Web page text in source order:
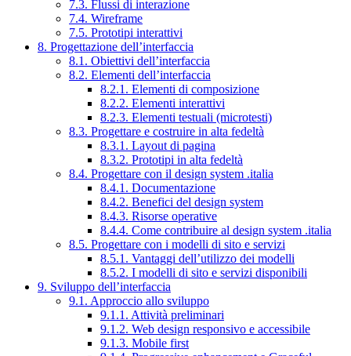
7.3. Flussi di interazione
7.4. Wireframe
7.5. Prototipi interattivi
8. Progettazione dell’interfaccia
8.1. Obiettivi dell’interfaccia
8.2. Elementi dell’interfaccia
8.2.1. Elementi di composizione
8.2.2. Elementi interattivi
8.2.3. Elementi testuali (microtesti)
8.3. Progettare e costruire in alta fedeltà
8.3.1. Layout di pagina
8.3.2. Prototipi in alta fedeltà
8.4. Progettare con il design system .italia
8.4.1. Documentazione
8.4.2. Benefici del design system
8.4.3. Risorse operative
8.4.4. Come contribuire al design system .italia
8.5. Progettare con i modelli di sito e servizi
8.5.1. Vantaggi dell’utilizzo dei modelli
8.5.2. I modelli di sito e servizi disponibili
9. Sviluppo dell’interfaccia
9.1. Approccio allo sviluppo
9.1.1. Attività preliminari
9.1.2. Web design responsivo e accessibile
9.1.3. Mobile first